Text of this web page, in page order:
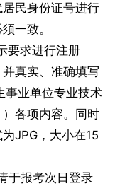
民身份证号进行
一致。
要求进行注册
并真实、准确填写
事业单位专业技术
各项内容。同时
JPG，大小在15
于报考次日登录